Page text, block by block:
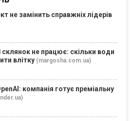
не замінить справжніх лідерів
не працює: скільки води
влітку (margosha.com.ua)
компанія готує преміальну